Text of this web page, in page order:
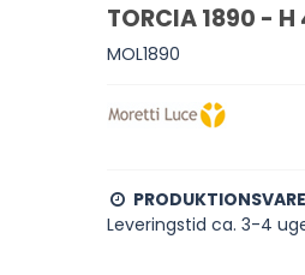
TORCIA 1890 -
MOL1890
Leveringstid ca. 3-4